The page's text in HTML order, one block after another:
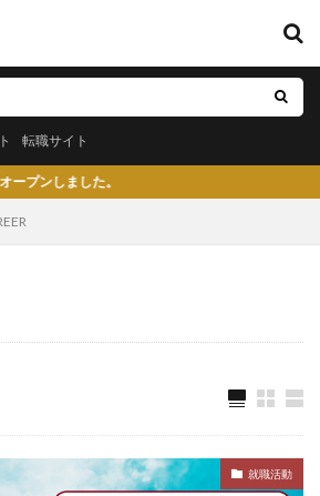
転職サイト
た。
就職活動
ェント 転職サイト
仙台市
大手 就活サイト
就活塾